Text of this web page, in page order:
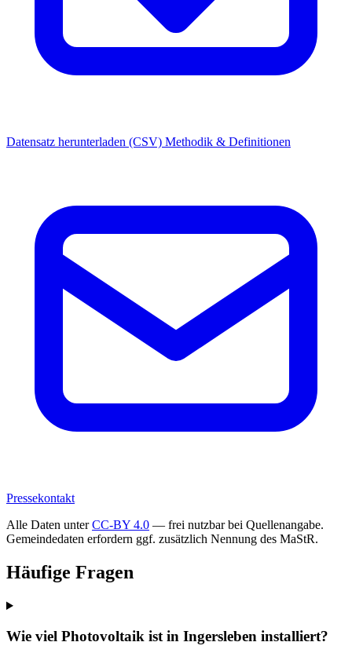
Datensatz herunterladen (CSV) Methodik & Definitionen
Pressekontakt
Alle Daten unterCC-BY 4.0 — frei nutzbar bei Quellenangabe.
Gemeindedaten erfordern ggf. zusätzlich Nennung des MaStR.
Häufige Fragen
Wie viel Photovoltaik ist in Ingersleben installiert?